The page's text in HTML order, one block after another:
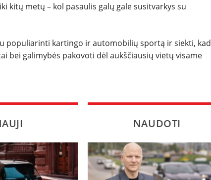
kitų metų – kol pasaulis galų gale susitvarkys su
populiarinti kartingo ir automobilių sportą ir siekti, kad
bei galimybės pakovoti dėl aukščiausių vietų visame
NAUDOTI